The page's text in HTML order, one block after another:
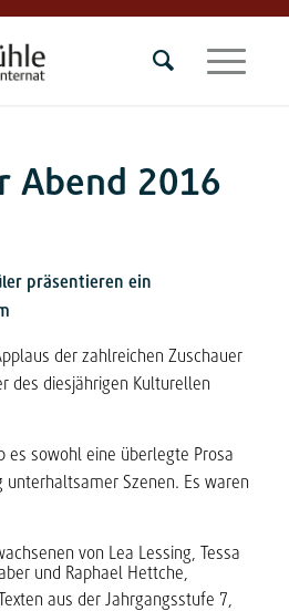
Abend 2016
präsentieren ein
der zahlreichen Zuschauer
des diesjährigen Kulturellen
es sowohl eine überlegte Prosa
Szenen. Es waren
von Lea Lessing, Tessa
und Raphael Hettche,
aus der Jahrgangsstufe 7,